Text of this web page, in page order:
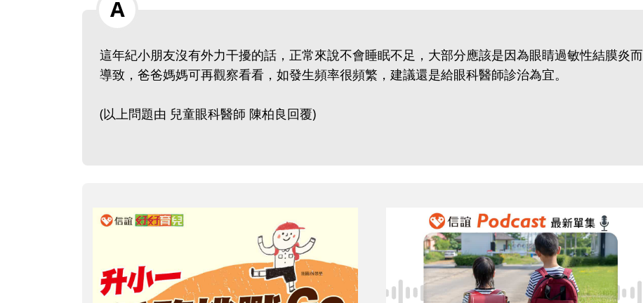
這年紀小朋友沒有外力干擾的話，正常來說不會睡眠不足，大部分應該是因為眼睛過敏性結膜炎而
導致，爸爸媽媽可再觀察看看，如發生頻率很頻繁，建議還是給眼科醫師診治為宜。
(以上問題由 兒童眼科醫師 陳柏良回覆)